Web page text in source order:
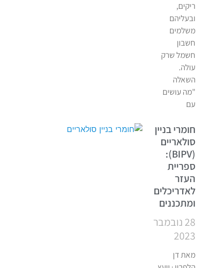
ריקים,
ובעליהם
משלמים
חשבון
חשמל שרק
עולה.
השאלה
"מה עושים
עם
חומרי בניין
סולאריים
(BIPV):
ספריית
העזר
לאדריכלים
ומתכננים
28 נובמבר
2023
מאת דן